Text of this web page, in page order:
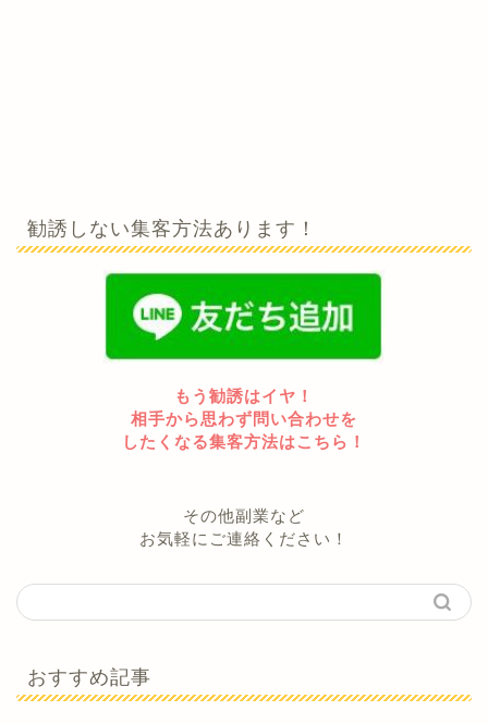
勧誘しない集客方法あります！
もう勧誘はイヤ！
相手から思わず問い合わせを
したくなる集客方法はこちら！
その他副業など
お気軽にご連絡ください！
おすすめ記事